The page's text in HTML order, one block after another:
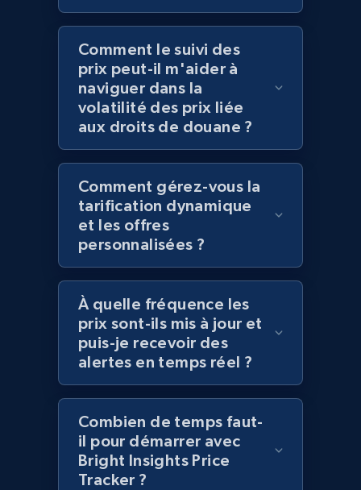
Home Depot US - Discovery products by
URL, Domain, Country code, Model number,
Sku, Product id, Product name, Manufacturer,
and more.
Amazon products global dataset
Title, Seller name, Brand, Description, Initial
price, Currency, Availability, Reviews count, and
more.
2.1K+ 375+ Commencer
Amazon products global dataset - Collects
products by specific category URL
Title, Seller name, Brand, Description, Initial
price, Currency, Availability, Reviews count, and
Comment le suivi des
prix peut-il m'aider à
naviguer dans la
volatilité des prix liée
aux droits de douane ?
Comment gérez-vous la
tarification dynamique
et les offres
personnalisées ?
À quelle fréquence les
prix sont-ils mis à jour et
puis-je recevoir des
alertes en temps réel ?
Combien de temps faut-
il pour démarrer avec
Bright Insights Price
Tracker ?